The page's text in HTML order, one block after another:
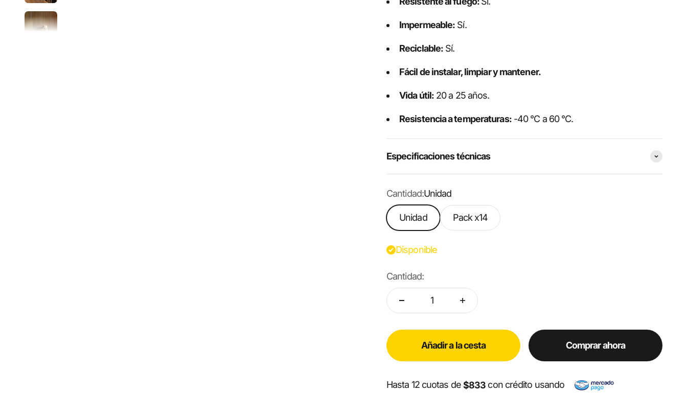
Impermeable: Sí.
Reciclable: Sí.
Fácil de instalar, limpiar y mantener.
Vida útil: 20 a 25 años.
Resistencia a temperaturas: -40 °C a 60 °C.
Especificaciones técnicas
Cantidad:Unidad
Unidad Pack x14
Disponible
Cantidad:
Añadir a la cesta Comprar ahora
Hasta 12 cuotas de$833 con crédito usando